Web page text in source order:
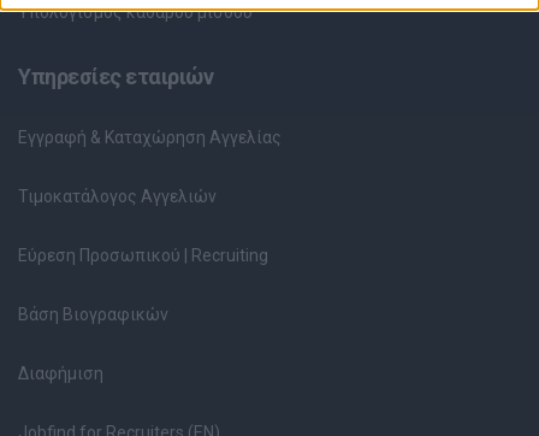
Υπολογισμός καθαρού μισθού
Υπηρεσίες εταιριών
Εγγραφή & Καταχώρηση Αγγελίας
Τιμοκατάλογος Αγγελιών
Εύρεση Προσωπικού | Recruiting
Βάση Βιογραφικών
Διαφήμιση